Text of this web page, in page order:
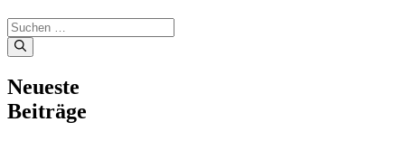
Suchen
nach:
Neueste
Beiträge